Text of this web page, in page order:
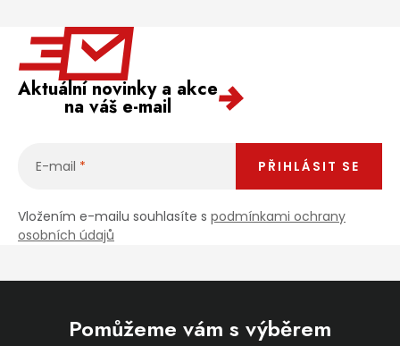
Aktuální novinky a akce
na váš e-mail
E-mail
Vložením e-mailu souhlasíte s podmínkami ochrany
osobních údajů
PŘIHLÁSIT SE
Pomůžeme vám s výběrem